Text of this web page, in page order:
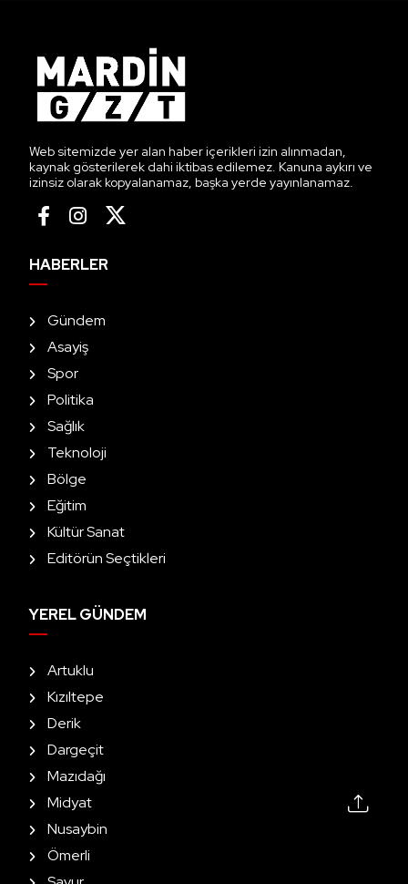
Web sitemizde yer alan haber içerikleri izin alınmadan,
kaynak gösterilerek dahi iktibas edilemez. Kanuna aykırı ve
izinsiz olarak kopyalanamaz, başka yerde yayınlanamaz.
HABERLER
Gündem
Asayiş
Spor
Politika
Sağlık
Teknoloji
Bölge
Eğitim
Kültür Sanat
Editörün Seçtikleri
YEREL GÜNDEM
Artuklu
Kızıltepe
Derik
Dargeçit
Mazıdağı
Midyat
Nusaybin
Ömerli